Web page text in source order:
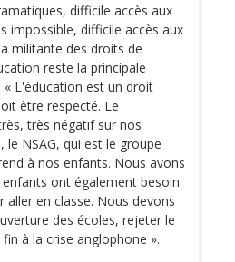
difficile accès aux
impossible, difficile accès aux
militante des droits de
reste la principale
L'éducation est un droit
être respecté. Le
très négatif sur nos
le NSAG, qui est le groupe
à nos enfants. Nous avons
ont également besoin
en classe. Nous devons
des écoles, rejeter le
à la crise anglophone ».